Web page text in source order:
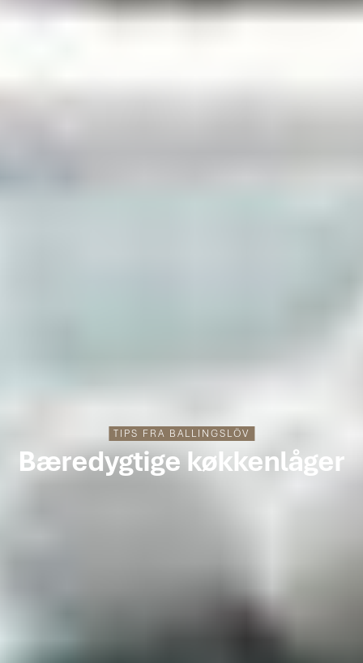
TIPS FRA BALLINGSLÖV
Bæredygtige køkkenlåger